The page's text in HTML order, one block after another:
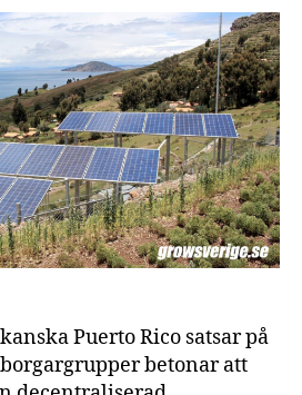
är
Ricos
Puerto Rico satsar på
betonar att